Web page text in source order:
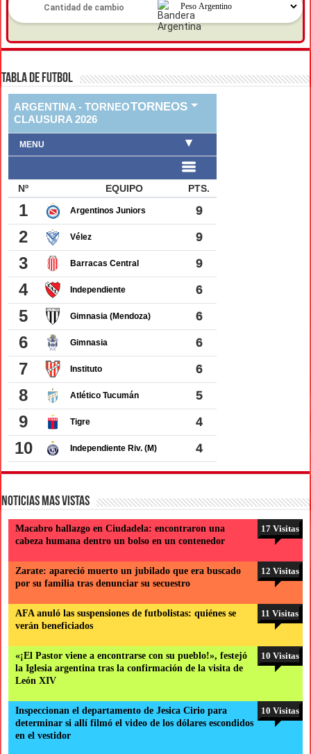
TABLA DE FUTBOL
Noticias Mas Vistas
Macabro hallazgo en Ciudadela: encontraron una
cabeza humana dentro un bolso en un contenedor
17 Visitas
Zarate: apareció muerto un jubilado que era buscado
por su familia tras denunciar su secuestro
12 Visitas
AFA anuló las suspensiones de futbolistas: quiénes se
verán beneficiados
11 Visitas
«¡El Pastor viene a encontrarse con su pueblo!», festejó
la Iglesia argentina tras la confirmación de la visita de
León XIV
10 Visitas
Inspeccionan el departamento de Jesica Cirio para
determinar si allí filmó el video de los dólares escondidos
en el vestidor
10 Visitas